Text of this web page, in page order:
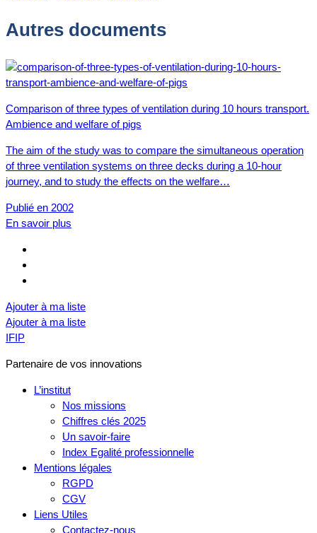
Autres documents
Comparison of three types of ventilation during 10 hours transport.
Ambience and welfare of pigs
The aim of the study was to compare the simultaneous operation
of three ventilation systems on three decks during a 10-hour
journey, and to study the effects on the welfare…
Publié en 2002
En savoir plus
Ajouter à ma liste
Ajouter à ma liste
IFIP
Partenaire de vos innovations
L’institut
Nos missions
Chiffres clés 2025
Un savoir-faire
Index Egalité professionnelle
Mentions légales
RGPD
CGV
Liens Utiles
Contactez-nous